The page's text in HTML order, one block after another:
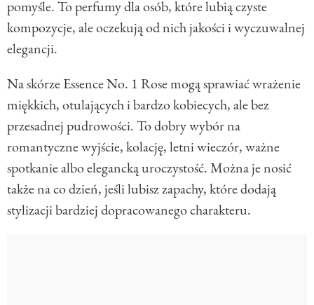
pomyśle. To perfumy dla osób, które lubią czyste
kompozycje, ale oczekują od nich jakości i wyczuwalnej
elegancji.
Na skórze Essence No. 1 Rose mogą sprawiać wrażenie
miękkich, otulających i bardzo kobiecych, ale bez
przesadnej pudrowości. To dobry wybór na
romantyczne wyjście, kolację, letni wieczór, ważne
spotkanie albo elegancką uroczystość. Można je nosić
także na co dzień, jeśli lubisz zapachy, które dodają
stylizacji bardziej dopracowanego charakteru.